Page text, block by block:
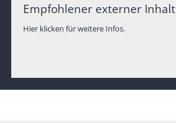
Empfohlener externer Inhalt
Hier klicken für weitere Infos.